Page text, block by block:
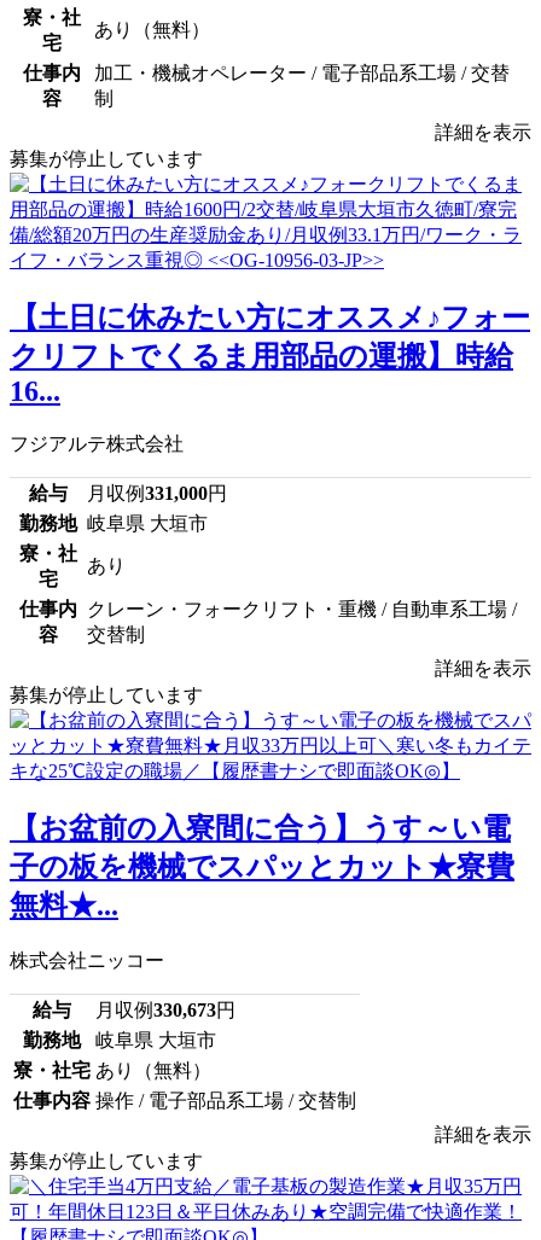
寮・社
宅
あり（無料）
仕事内
容
加工・機械オペレーター / 電子部品系工場 / 交替
制
詳細を表示
募集が停止しています
【土日に休みたい方にオススメ♪フォー
クリフトでくるま用部品の運搬】時給
16...
フジアルテ株式会社
給与 月収例331,000円
勤務地 岐阜県 大垣市
寮・社
宅
あり
仕事内
容
クレーン・フォークリフト・重機 / 自動車系工場 /
交替制
詳細を表示
募集が停止しています
【お盆前の入寮間に合う】うす～い電
子の板を機械でスパッとカット★寮費
無料★...
株式会社ニッコー
給与 月収例330,673円
勤務地
岐阜県 大垣市
寮・社宅 あり（無料）
仕事内容 操作 / 電子部品系工場 / 交替制
詳細を表示
募集が停止しています